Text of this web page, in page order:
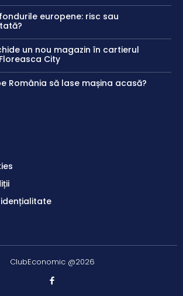
europene: risc sau
un nou magazin în cartierul
City
România să lase mașina acasă?
ClubEconomic @2026